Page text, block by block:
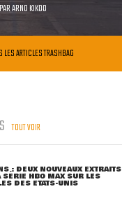
PARARNO KIKOO
LES ARTICLES TRASHBAG
TOUT VOIR
: DEUX NOUVEAUX EXTRAITS
SÉRIE HBO MAX SUR LES
DES ETATS-UNIS